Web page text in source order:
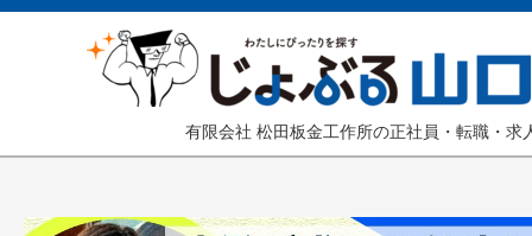
有限会社 松田板金工作所の正社員・転職・求